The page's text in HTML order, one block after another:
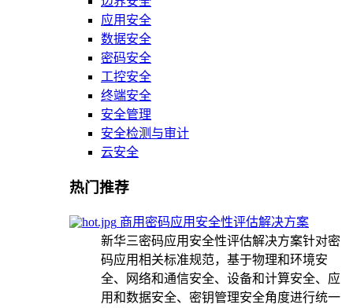
应用安全
数据安全
密码安全
工控安全
终端安全
安全管理
安全检测与审计
云安全
热门推荐
商用密码应用安全性评估解决方案
新华三密码应用安全性评估解决方案针对密
码应用相关标准规范，基于物理和环境安
全、网络和通信安全、设备和计算安全、应
用和数据安全、密钥管理安全角度进行统一